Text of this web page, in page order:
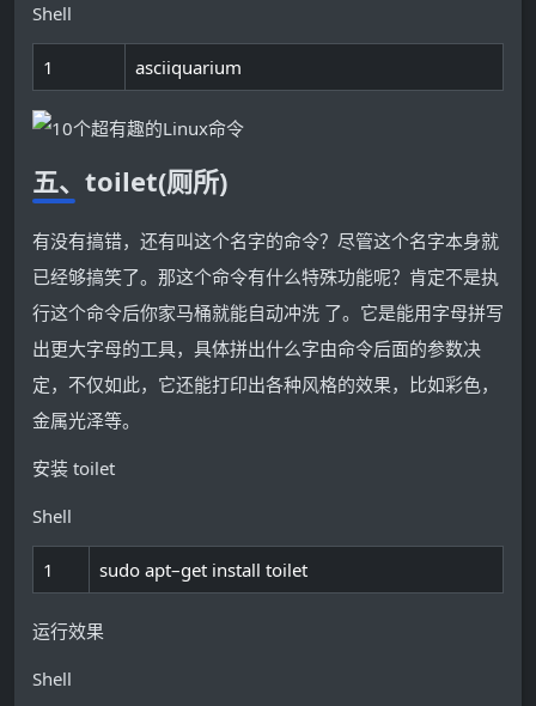
Shell
1 asciiquarium
五、toilet(厕所)
有没有搞错，还有叫这个名字的命令？尽管这个名字本身就
已经够搞笑了。那这个命令有什么特殊功能呢？肯定不是执
行这个命令后你家马桶就能自动冲洗 了。它是能用字母拼写
出更大字母的工具，具体拼出什么字由命令后面的参数决
定，不仅如此，它还能打印出各种风格的效果，比如彩色，
金属光泽等。
安装 toilet
Shell
1 sudo apt–get install toilet
运行效果
Shell